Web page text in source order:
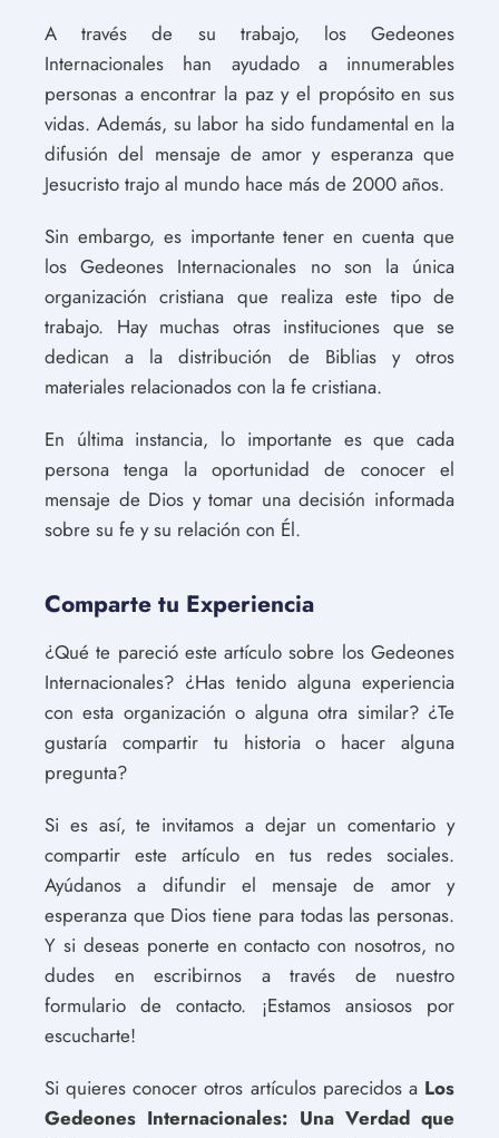
A través de su trabajo, los Gedeones
Internacionales han ayudado a innumerables
personas a encontrar la paz y el propósito en sus
vidas. Además, su labor ha sido fundamental en la
difusión del mensaje de amor y esperanza que
Jesucristo trajo al mundo hace más de 2000 años.
Sin embargo, es importante tener en cuenta que
los Gedeones Internacionales no son la única
organización cristiana que realiza este tipo de
trabajo. Hay muchas otras instituciones que se
dedican a la distribución de Biblias y otros
materiales relacionados con la fe cristiana.
En última instancia, lo importante es que cada
persona tenga la oportunidad de conocer el
mensaje de Dios y tomar una decisión informada
sobre su fe y su relación con Él.
Comparte tu Experiencia
¿Qué te pareció este artículo sobre los Gedeones
Internacionales? ¿Has tenido alguna experiencia
con esta organización o alguna otra similar? ¿Te
gustaría compartir tu historia o hacer alguna
pregunta?
Si es así, te invitamos a dejar un comentario y
compartir este artículo en tus redes sociales.
Ayúdanos a difundir el mensaje de amor y
esperanza que Dios tiene para todas las personas.
Y si deseas ponerte en contacto con nosotros, no
dudes en escribirnos a través de nuestro
formulario de contacto. ¡Estamos ansiosos por
escucharte!
Si quieres conocer otros artículos parecidos a Los
Gedeones Internacionales: Una Verdad que